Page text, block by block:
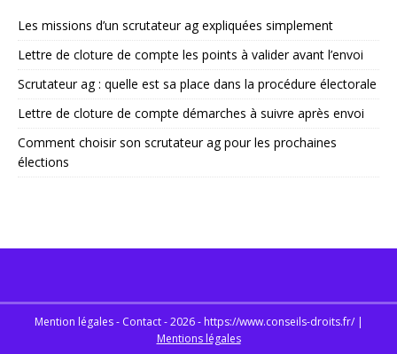
Les missions d’un scrutateur ag expliquées simplement
Lettre de cloture de compte les points à valider avant l’envoi
Scrutateur ag : quelle est sa place dans la procédure électorale
Lettre de cloture de compte démarches à suivre après envoi
Comment choisir son scrutateur ag pour les prochaines
élections
Mention légales - Contact - 2026 - https://www.conseils-droits.fr/ |
Mentions légales